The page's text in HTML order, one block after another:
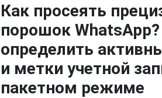
Как просеять
порошок
определить
и метки учетной
пакетном режиме